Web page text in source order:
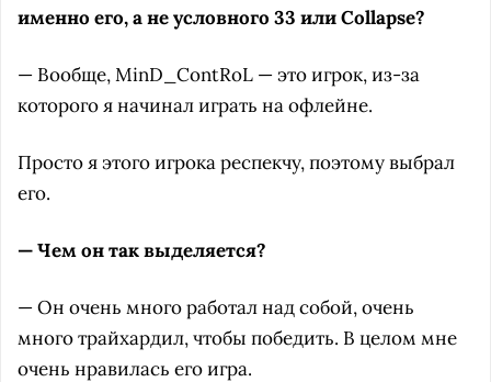
именно его, а не условного 33 или Collapse?
— Вообще, MinD_ContRoL — это игрок, из-за
которого я начинал играть на офлейне.
Просто я этого игрока респекчу, поэтому выбрал
его.
— Чем он так выделяется?
— Он очень много работал над собой, очень
много трайхардил, чтобы победить. В целом мне
очень нравилась его игра.